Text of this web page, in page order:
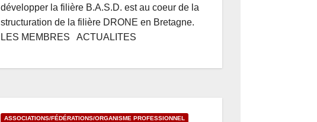
développer la filière B.A.S.D. est au coeur de la
structuration de la filière DRONE en Bretagne.
LES MEMBRES ACTUALITES
ASSOCIATIONS/FÉDÉRATIONS/ORGANISME PROFESSIONNEL